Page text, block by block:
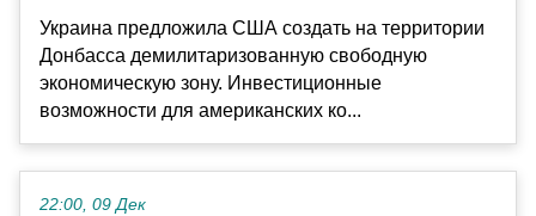
Украина предложила США создать на территории
Донбасса демилитаризованную свободную
экономическую зону. Инвестиционные
возможности для американских ко...
22:00, 09 Дек